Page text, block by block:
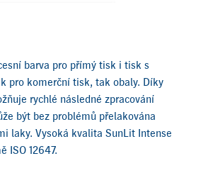
barva pro přímý tisk i tisk s
pro komerční tisk, tak obaly. Díky
rychlé následné zpracování
být bez problémů přelakována
laky. Vysoká kvalita SunLit Intense
ISO 12647.